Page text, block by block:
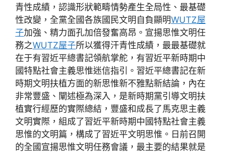
青性成績，認識形狀範疇情勢產生全局性、最基礎
性改變，全黨全國各族國民文明自負顯明WUTZ屋
子加強、精力面孔加倍發奮高昂。宣揚思惟文明任
務之WUTZ屋子所以獲得汗青性成績，最最基礎就
在于有習近平總書記領航掌舵，有習近平新時期中
國特點社會主義思惟迷信指引。習近平總書記在新
時期文明扶植方面的新思惟新不雅點新結論，內在
非常豐盛、闡述極為深入，是新時期黨引導文明扶
植實行經歷的實際總結，豐盛和成長了馬克思主義
文明實際，組成了習近平新時期中國特點社會主義
思惟的文明篇，構成了習近平文明思惟。日前召開
的全國宣揚思惟文明任務會議，最主要的結果就是